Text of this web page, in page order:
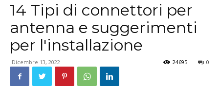
14 Tipi di connettori per
antenna e suggerimenti
per l'installazione
Dicembre 13, 2022 0
24695